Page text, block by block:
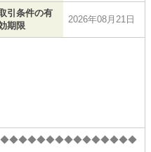
引条件の有
期限
2026年08月21日